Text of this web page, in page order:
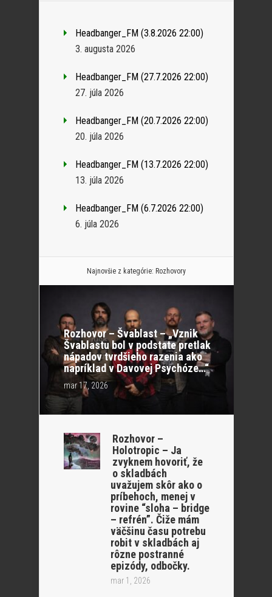
Headbanger_FM (3.8.2026 22:00)
3. augusta 2026
Headbanger_FM (27.7.2026 22:00)
27. júla 2026
Headbanger_FM (20.7.2026 22:00)
20. júla 2026
Headbanger_FM (13.7.2026 22:00)
13. júla 2026
Headbanger_FM (6.7.2026 22:00)
6. júla 2026
Najnovšie z kategórie: Rozhovory
Rozhovor – Švablast – „Vznik
Švablastu bol v podstate pretlak
nápadov tvrdšieho razenia ako
napríklad v Davovej Psychóze…“
mar 17, 2026
Rozhovor –
Holotropic – Ja
zvyknem hovoriť, že
o skladbách
uvažujem skôr ako o
príbehoch, menej v
rovine “sloha – bridge
– refrén”. Čiže mám
väčšinu času potrebu
robit v skladbách aj
rôzne postranné
epizódy, odbočky.
mar 1, 2026